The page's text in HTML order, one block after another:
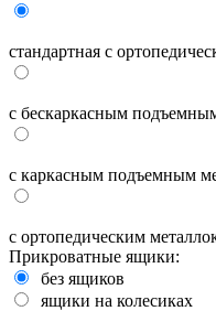
стандартная с
с бескаркасным
с каркасным подъемным
с ортопедическим
Прикроватные ящики:
без ящиков
ящики на колесиках